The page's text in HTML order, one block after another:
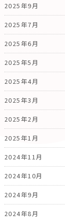
2025年9月
2025年7月
2025年6月
2025年5月
2025年4月
2025年3月
2025年2月
2025年1月
2024年11月
2024年10月
2024年9月
2024年8月